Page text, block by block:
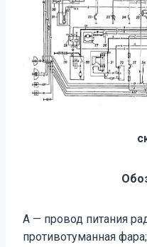
А — провод питания
противотуманная